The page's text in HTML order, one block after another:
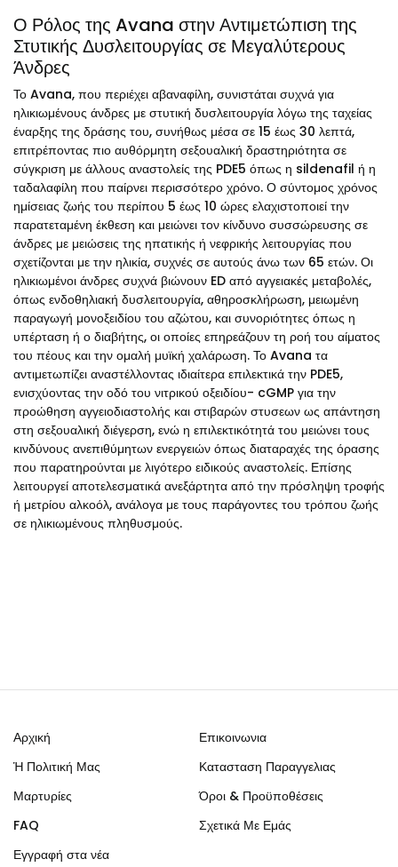
Ο Ρόλος της Avana στην Αντιμετώπιση της
Στυτικής Δυσλειτουργίας σε Μεγαλύτερους
Άνδρες
Το Avana, που περιέχει αβαναφίλη, συνιστάται συχνά για
ηλικιωμένους άνδρες με στυτική δυσλειτουργία λόγω της ταχείας
έναρξης της δράσης του, συνήθως μέσα σε 15 έως 30 λεπτά,
επιτρέποντας πιο αυθόρμητη σεξουαλική δραστηριότητα σε
σύγκριση με άλλους αναστολείς της PDE5 όπως η sildenafil ή η
ταδαλαφίλη που παίρνει περισσότερο χρόνο. Ο σύντομος χρόνος
ημίσειας ζωής του περίπου 5 έως 10 ώρες ελαχιστοποιεί την
παρατεταμένη έκθεση και μειώνει τον κίνδυνο συσσώρευσης σε
άνδρες με μειώσεις της ηπατικής ή νεφρικής λειτουργίας που
σχετίζονται με την ηλικία, συχνές σε αυτούς άνω των 65 ετών. Οι
ηλικιωμένοι άνδρες συχνά βιώνουν ED από αγγειακές μεταβολές,
όπως ενδοθηλιακή δυσλειτουργία, αθηροσκλήρωση, μειωμένη
παραγωγή μονοξειδίου του αζώτου, και συνοριότητες όπως η
υπέρταση ή ο διαβήτης, οι οποίες επηρεάζουν τη ροή του αίματος
του πέους και την ομαλή μυϊκή χαλάρωση. Το Avana τα
αντιμετωπίζει αναστέλλοντας ιδιαίτερα επιλεκτικά την PDE5,
ενισχύοντας την οδό του νιτρικού οξειδίου- cGMP για την
προώθηση αγγειοδιαστολής και στιβαρών στυσεων ως απάντηση
στη σεξουαλική διέγερση, ενώ η επιλεκτικότητά του μειώνει τους
κινδύνους ανεπιθύμητων ενεργειών όπως διαταραχές της όρασης
που παρατηρούνται με λιγότερο ειδικούς αναστολείς. Επίσης
λειτουργεί αποτελεσματικά ανεξάρτητα από την πρόσληψη τροφής
ή μετρίου αλκοόλ, ανάλογα με τους παράγοντες του τρόπου ζωής
σε ηλικιωμένους πληθυσμούς.
Αρχική
Επικοινωνια
Ἡ Πολιτική Μας
Κατασταση Παραγγελιας
Μαρτυρίες
Όροι & Προϋποθέσεις
FAQ
Σχετικά Με Εμάς
Εγγραφή στα νέα